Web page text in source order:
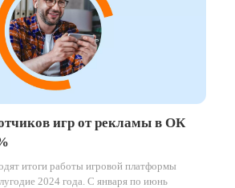
игр от рекламы в ОК
итоги работы игровой платформы
2024 года. С января по июнь